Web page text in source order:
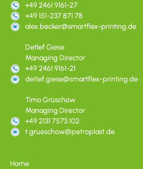
+49 2461 9161-27
+49 151-237 871 78
alex.becker@smartflex-printing.de
Detlef Giese
Managing Director
+49 2461 9161-21
detlef.giese@smartflex-printing.de
Timo Grüschow
Managing Director
+49 2131 7573 102
t.grueschow@petroplast.de
Home